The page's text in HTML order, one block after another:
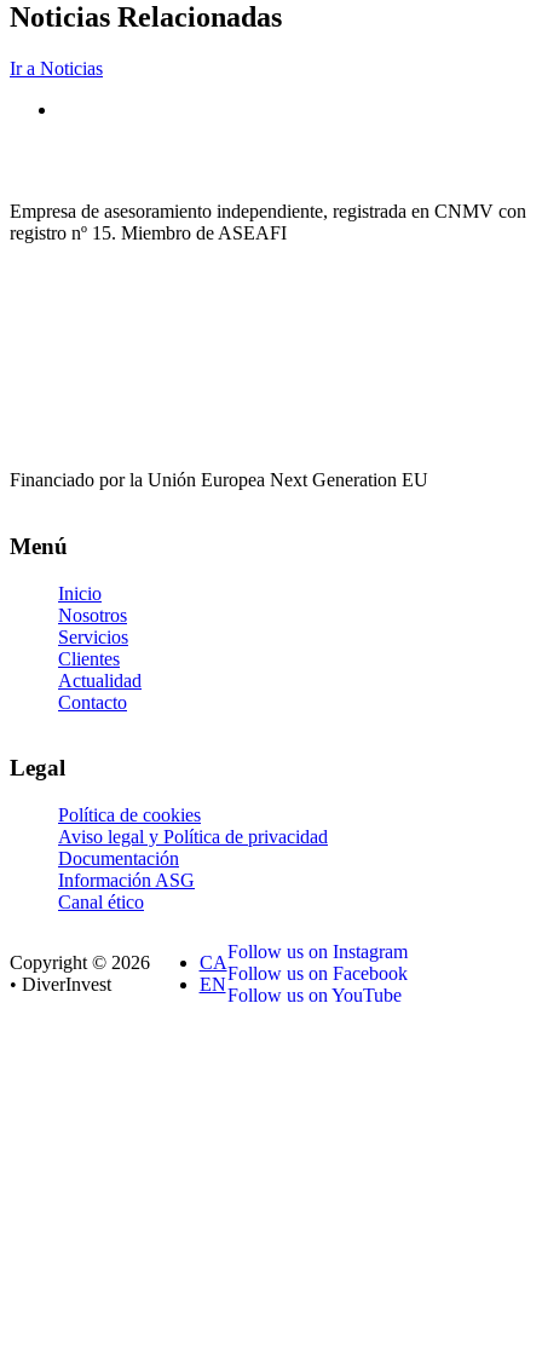
Noticias Relacionadas
Ir a Noticias
Empresa de asesoramiento independiente, registrada en CNMV con
registro nº 15. Miembro de ASEAFI
Financiado por la Unión Europea Next Generation EU
Menú
Inicio
Nosotros
Servicios
Clientes
Actualidad
Contacto
Legal
Política de cookies
Aviso legal y Política de privacidad
Documentación
Información ASG
Canal ético
Copyright © 2026
• DiverInvest
CA
EN
Follow us on Instagram
Follow us on Facebook
Follow us on YouTube